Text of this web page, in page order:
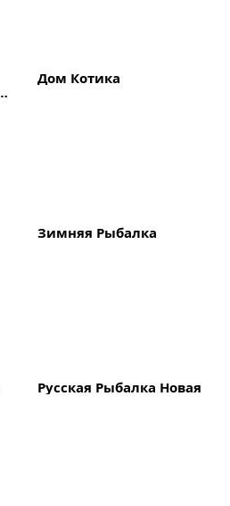
Дом Котика
Зимняя Рыбалка
Русская Рыбалка Новая